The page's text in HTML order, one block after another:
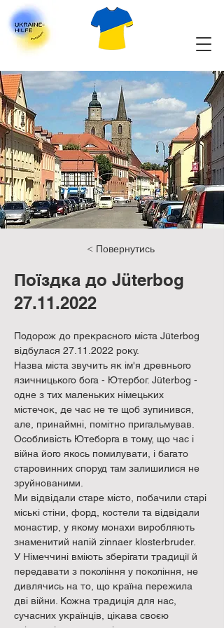
< Повернутись
Поїздка до Jüterbog
27.11.2022
Подорож до прекрасного міста Jüterbog
відбулася 27.11.2022 року.
Назва міста звучить як ім'я древнього
язичницького бога - Ютербог. Jüterbog -
одне з тих маленьких німецьких
містечок, де час не те щоб зупинився,
але, принаймні, помітно пригальмував.
Особливість Ютеборга в тому, що час і
війна його якось помилувати, і багато
старовинних споруд там залишилися не
зруйнованими.
Ми відвідали старе місто, побачили старі
міські стіни, форд, костели та відвідали
монастир, у якому монахи виробляють
знаменитий напій zinnaer klosterbruder.
У Німеччині вміють зберігати традиції й
передавати з покоління у покоління, не
дивлячись на то, що країна пережила
дві війни. Кожна традиція для нас,
сучасних українців, цікава своєю